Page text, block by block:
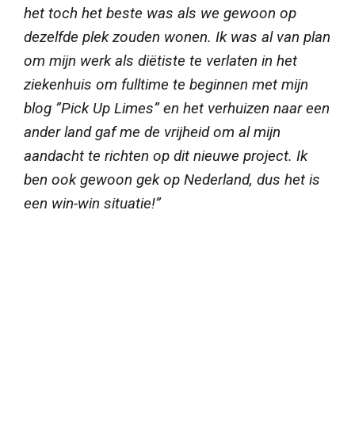
het toch het beste was als we gewoon op
dezelfde plek zouden wonen. Ik was al van plan
om mijn werk als diëtiste te verlaten in het
ziekenhuis om fulltime te beginnen met mijn
blog ”Pick Up Limes” en het verhuizen naar een
ander land gaf me de vrijheid om al mijn
aandacht te richten op dit nieuwe project. Ik
ben ook gewoon gek op Nederland, dus het is
een win-win situatie!”